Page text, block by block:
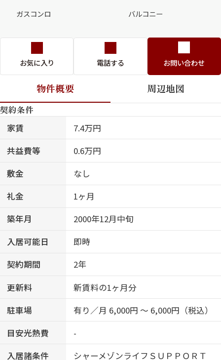
ガスコンロ バルコニー
お気に入り 電話する お問い合わせ
物件概要 周辺地図
契約条件
家賃
7.4万円
共益費等
0.6万円
敷金
なし
礼金
1ヶ月
築年月
2000年12月中旬
入居可能日
即時
契約期間
2年
更新料
新賃料の1ヶ月分
駐車場
有り／月 6,000円 ～ 6,000円（税込）
目安光熱費
-
入居諸条件
シャーメゾンライフＳＵＰＰＯＲＴ